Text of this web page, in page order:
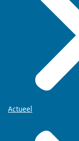
Actueel